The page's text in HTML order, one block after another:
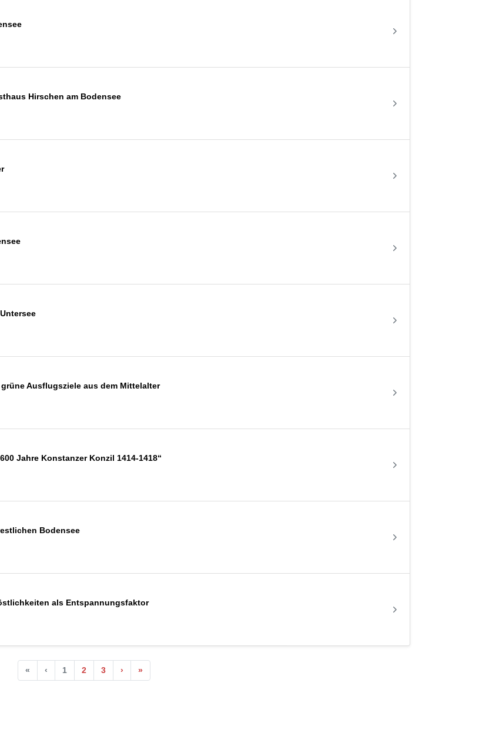
Hirschen am Bodensee
Ausflugsziele aus dem Mittelalter
Jahre Konstanzer Konzil 1414-1418“
Bodensee
als Entspannungsfaktor
« ‹ 1 2 3 › »